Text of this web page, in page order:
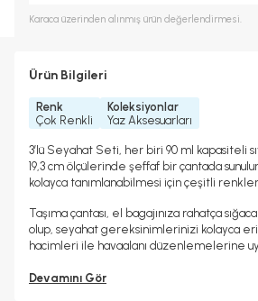
Karaca üzerinden alınmış ürün değerlendirmesi.
Ürün Bilgileri
Renk
Çok Renkli
Koleksiyonlar
Yaz Aksesuarları
3’lü Seyahat Seti, her biri 90 ml kapasiteli
19,3 cm ölçülerinde şeffaf bir çantada
kolayca tanımlanabilmesi için çeşitli
Taşıma çantası, el bagajınıza rahatça
olup, seyahat gereksinimlerinizi kolayca
hacimleri ile havaalanı düzenlemelerine
Devamını Gör